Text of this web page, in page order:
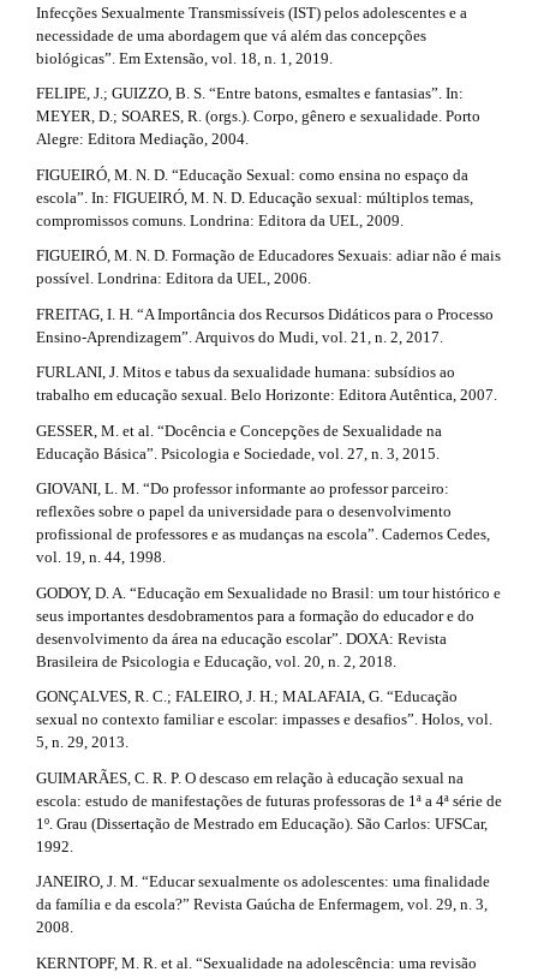
Infecções Sexualmente Transmissíveis (IST) pelos adolescentes e a
necessidade de uma abordagem que vá além das concepções
biológicas”. Em Extensão, vol. 18, n. 1, 2019.
FELIPE, J.; GUIZZO, B. S. “Entre batons, esmaltes e fantasias”. In:
MEYER, D.; SOARES, R. (orgs.). Corpo, gênero e sexualidade. Porto
Alegre: Editora Mediação, 2004.
FIGUEIRÓ, M. N. D. “Educação Sexual: como ensina no espaço da
escola”. In: FIGUEIRÓ, M. N. D. Educação sexual: múltiplos temas,
compromissos comuns. Londrina: Editora da UEL, 2009.
FIGUEIRÓ, M. N. D. Formação de Educadores Sexuais: adiar não é mais
possível. Londrina: Editora da UEL, 2006.
FREITAG, I. H. “A Importância dos Recursos Didáticos para o Processo
Ensino-Aprendizagem”. Arquivos do Mudi, vol. 21, n. 2, 2017.
FURLANI, J. Mitos e tabus da sexualidade humana: subsídios ao
trabalho em educação sexual. Belo Horizonte: Editora Autêntica, 2007.
GESSER, M. et al. “Docência e Concepções de Sexualidade na
Educação Básica”. Psicologia e Sociedade, vol. 27, n. 3, 2015.
GIOVANI, L. M. “Do professor informante ao professor parceiro:
reflexões sobre o papel da universidade para o desenvolvimento
profissional de professores e as mudanças na escola”. Cadernos Cedes,
vol. 19, n. 44, 1998.
GODOY, D. A. “Educação em Sexualidade no Brasil: um tour histórico e
seus importantes desdobramentos para a formação do educador e do
desenvolvimento da área na educação escolar”. DOXA: Revista
Brasileira de Psicologia e Educação, vol. 20, n. 2, 2018.
GONÇALVES, R. C.; FALEIRO, J. H.; MALAFAIA, G. “Educação
sexual no contexto familiar e escolar: impasses e desafios”. Holos, vol.
5, n. 29, 2013.
GUIMARÃES, C. R. P. O descaso em relação à educação sexual na
escola: estudo de manifestações de futuras professoras de 1ª a 4ª série de
1º. Grau (Dissertação de Mestrado em Educação). São Carlos: UFSCar,
1992.
JANEIRO, J. M. “Educar sexualmente os adolescentes: uma finalidade
da família e da escola?” Revista Gaúcha de Enfermagem, vol. 29, n. 3,
2008.
KERNTOPF, M. R. et al. “Sexualidade na adolescência: uma revisão